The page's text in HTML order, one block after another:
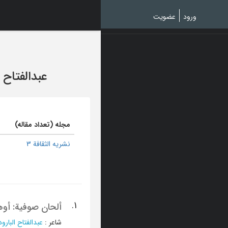
ورود عضویت
مجله (تعداد مقاله)
نشریه الثقافة 3
1. ألحان صوفیة:
شاعر : عبدالفتاح